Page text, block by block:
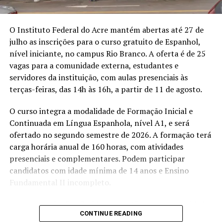
exigida em artigos científicos publicados entre 2022 e
2026 será eliminado.
O cronograma prevê a divulgação das inscrições
deferidas em 4 de agosto. O resultado parcial será
publicado no dia 5, com prazo para recursos em 6 e 7 de
agosto. A lista final dos selecionados está marcada para
10 de agosto.
Os professores credenciados deverão atuar em
disciplinas, orientação ou coorientação de estudantes,
projetos de pesquisa, inovação, extensão,
internacionalização, planejamento acadêmico,
autoavaliação e divulgação científica. O credenciamento
também reforça a estrutura do programa em uma área
estratégica para o Acre, onde a formação de
de tecnologias para a Amazônia.
O Instituto Federal do Acre mantém abertas até 27 de
julho as inscrições para o curso gratuito de Espanhol,
nível iniciante, no campus Rio Branco. A oferta é de 25
vagas para a comunidade externa, estudantes e
servidores da instituição, com aulas presenciais às
terças-feiras, das 14h às 16h, a partir de 11 de agosto.
O curso integra a modalidade de Formação Inicial e
Continuada em Língua Espanhola, nível A1, e será
ofertado no segundo semestre de 2026. A formação terá
carga horária anual de 160 horas, com atividades
presenciais e complementares. Podem participar
candidatos com idade mínima de 14 anos e Ensino
Fundamental II incompleto.
As vagas estão distribuídas entre 13 para a comunidade
externa, oito para estudantes do Ifac e quatro para
CONTINUE READING